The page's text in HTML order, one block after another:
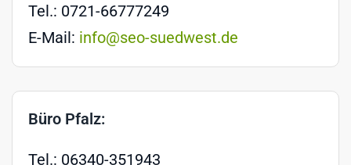
Tel.: 0721-66777249
E-Mail: info@seo-suedwest.de
Büro Pfalz:
Tel.: 06340-351943